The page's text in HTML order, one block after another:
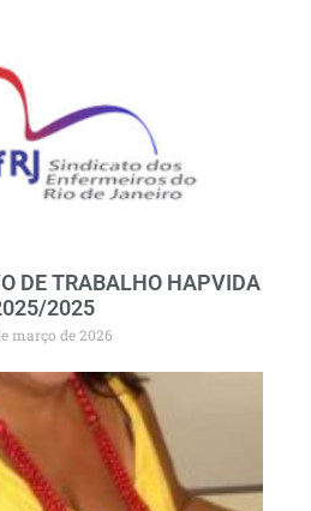
DE TRABALHO HAPVIDA
2025
março de 2026